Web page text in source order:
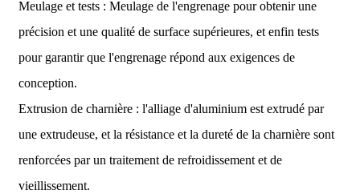
Meulage et tests : Meulage de l'engrenage pour obtenir une
précision et une qualité de surface supérieures, et enfin tests
pour garantir que l'engrenage répond aux exigences de
conception.
Extrusion de charnière : l'alliage d'aluminium est extrudé par
une extrudeuse, et la résistance et la dureté de la charnière sont
renforcées par un traitement de refroidissement et de
vieillissement.